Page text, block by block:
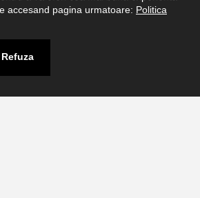
accesand pagina urmatoare: Politica
Refuza